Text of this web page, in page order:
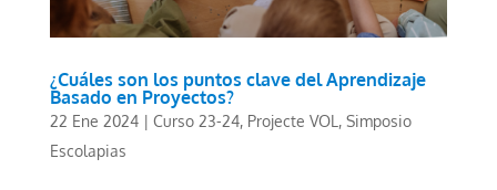
¿Cuáles son los puntos clave del Aprendizaje
Basado en Proyectos?
22 Ene 2024| Curso 23-24, Projecte VOL , Simposio
Escolapias